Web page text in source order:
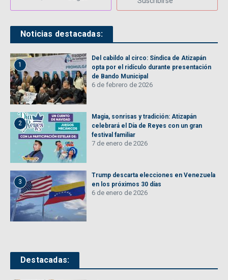
Noticias destacadas:
1
Del cabildo al circo: Síndica de Atizapán
opta por el ridículo durante presentación
de Bando Municipal
6 de febrero de 2026
2
Magia, sonrisas y tradición: Atizapán
celebrará el Día de Reyes con un gran
festival familiar
7 de enero de 2026
3
Trump descarta elecciones en Venezuela
en los próximos 30 días
6 de enero de 2026
Destacadas: